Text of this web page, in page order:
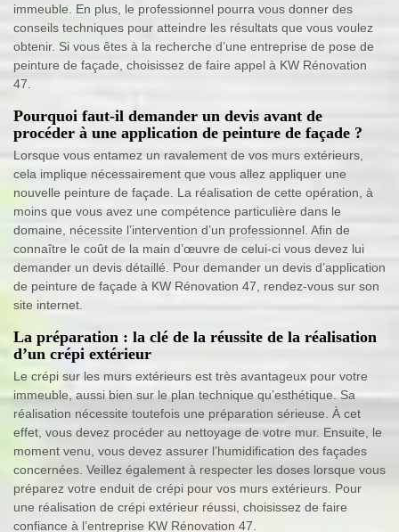
immeuble. En plus, le professionnel pourra vous donner des
conseils techniques pour atteindre les résultats que vous voulez
obtenir. Si vous êtes à la recherche d’une entreprise de pose de
peinture de façade, choisissez de faire appel à KW Rénovation
47.
Pourquoi faut-il demander un devis avant de
procéder à une application de peinture de façade ?
Lorsque vous entamez un ravalement de vos murs extérieurs,
cela implique nécessairement que vous allez appliquer une
nouvelle peinture de façade. La réalisation de cette opération, à
moins que vous avez une compétence particulière dans le
domaine, nécessite l’intervention d’un professionnel. Afin de
connaître le coût de la main d’œuvre de celui-ci vous devez lui
demander un devis détaillé. Pour demander un devis d’application
de peinture de façade à KW Rénovation 47, rendez-vous sur son
site internet.
La préparation : la clé de la réussite de la réalisation
d’un crépi extérieur
Le crépi sur les murs extérieurs est très avantageux pour votre
immeuble, aussi bien sur le plan technique qu’esthétique. Sa
réalisation nécessite toutefois une préparation sérieuse. À cet
effet, vous devez procéder au nettoyage de votre mur. Ensuite, le
moment venu, vous devez assurer l’humidification des façades
concernées. Veillez également à respecter les doses lorsque vous
préparez votre enduit de crépi pour vos murs extérieurs. Pour
une réalisation de crépi extérieur réussi, choisissez de faire
confiance à l’entreprise KW Rénovation 47.